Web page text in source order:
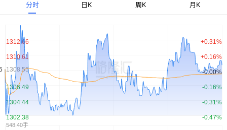
分时 日K 周K 月K